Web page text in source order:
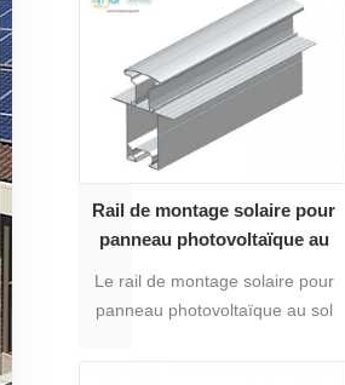
solaires tout en ayant
différentes tailles de profil en
option, différentes tailles de rail
en aluminium conviennent à
différentes demandes de
résistance.
Rail de montage solaire pour
panneau photovoltaïque au
Le rail de montage solaire pour
panneau photovoltaïque au sol